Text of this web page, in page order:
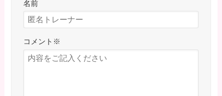
名前
コメント ※